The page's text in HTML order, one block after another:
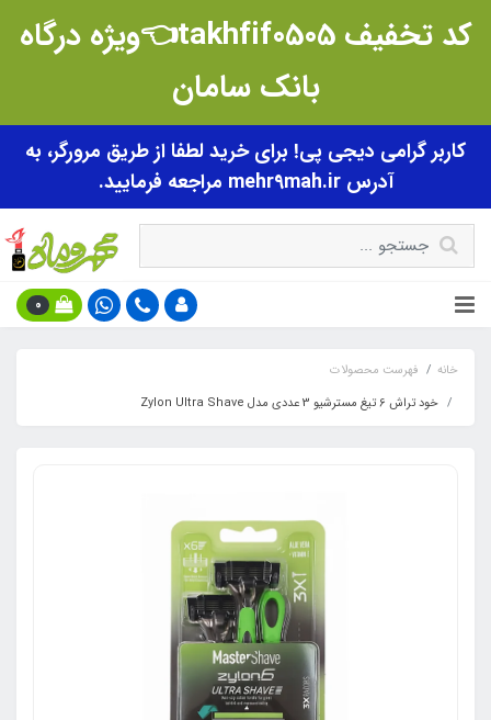
کد تخفیف takhfif0505👈ویژه درگاه
بانک سامان
کاربر گرامی دیجی پی! برای خرید لطفا از طریق مرورگر، به
آدرس mehr9mah.ir مراجعه فرمایید.
0
خانه
فهرست محصولات
خود تراش 6 تیغ مسترشیو 3 عددی مدل Zylon Ultra Shave